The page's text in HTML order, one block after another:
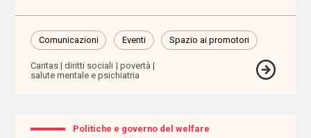
scolastica
assistenza
assistenza
Comunicazioni Eventi Spazio ai promotori
Caritas diritti sociali
povertà
salute mentale e psichiatria
Politiche e governo del welfare